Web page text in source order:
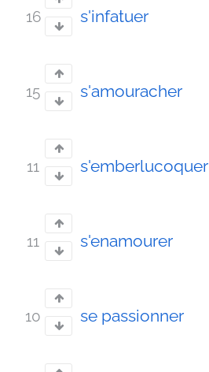
16 s'infatuer
15 s'amouracher
11 s'emberlucoquer
11 s'enamourer
10 se passionner